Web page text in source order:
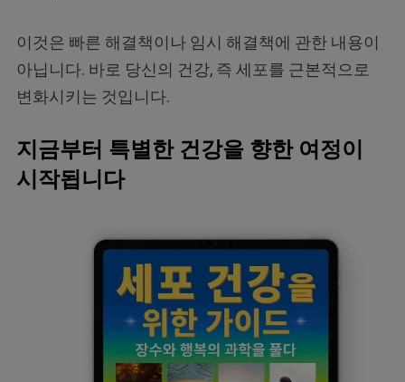
이것은 빠른 해결책이나 임시 해결책에 관한 내용이
아닙니다. 바로 당신의 건강, 즉 세포를 근본적으로
변화시키는 것입니다.
지금부터 특별한 건강을 향한 여정이
시작됩니다